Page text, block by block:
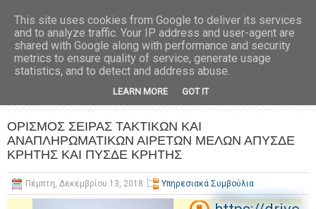
ΟΡΙΣΜΟΣ ΣΕΙΡΑΣ ΤΑΚΤΙΚΩΝ ΚΑΙ
ΑΝΑΠΛΗΡΩΜΑΤΙΚΩΝ ΑΙΡΕΤΩΝ ΜΕΛΩΝ ΑΠΥΣΔΕ
ΚΡΗΤΗΣ ΚΑΙ ΠΥΣΔΕ ΚΡΗΤΗΣ
Πέμπτη, Δεκεμβρίου 13, 2018 Υπηρεσιακά Συμβούλια
This site uses cookies from Google to deliver its services
and to analyze traffic. Your IP address and user-agent are
shared with Google along with performance and security
metrics to ensure quality of service, generate usage
statistics, and to detect and address abuse.
LEARN MORE GOT IT